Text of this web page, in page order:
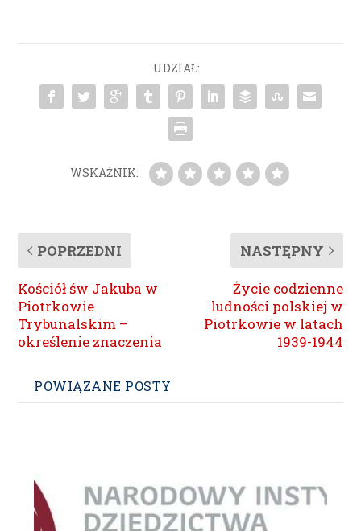
UDZIAŁ:
WSKAŹNIK:
POPRZEDNI
Kościół św Jakuba w
Piotrkowie
Trybunalskim –
określenie znaczenia
NASTĘPNY
Życie codzienne
ludności polskiej w
Piotrkowie w latach
1939-1944
POWIĄZANE POSTY